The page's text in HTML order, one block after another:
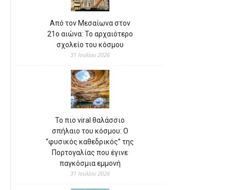
Από τον Μεσαίωνα στον
21ο αιώνα: Το αρχαιότερο
σχολείο του κόσμου
31 Ιουλίου 2026
Το πιο viral θαλάσσιο
σπήλαιο του κόσμου: Ο
“φυσικός καθεδρικός” της
Πορτογαλίας που έγινε
παγκόσμια εμμονή
31 Ιουλίου 2026